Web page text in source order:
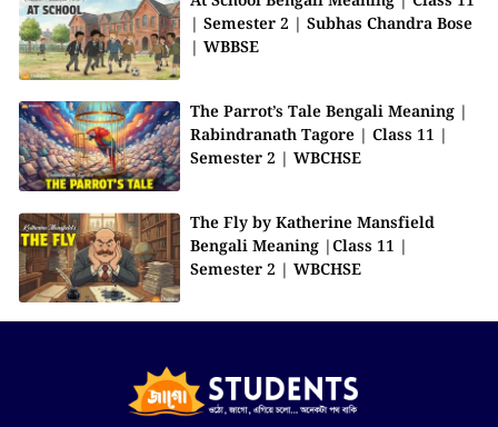
| Semester 2 | Subhas Chandra Bose
| WBBSE
The Parrot’s Tale Bengali Meaning |
Rabindranath Tagore | Class 11 |
Semester 2 | WBCHSE
The Fly by Katherine Mansfield
Bengali Meaning |Class 11 |
Semester 2 | WBCHSE